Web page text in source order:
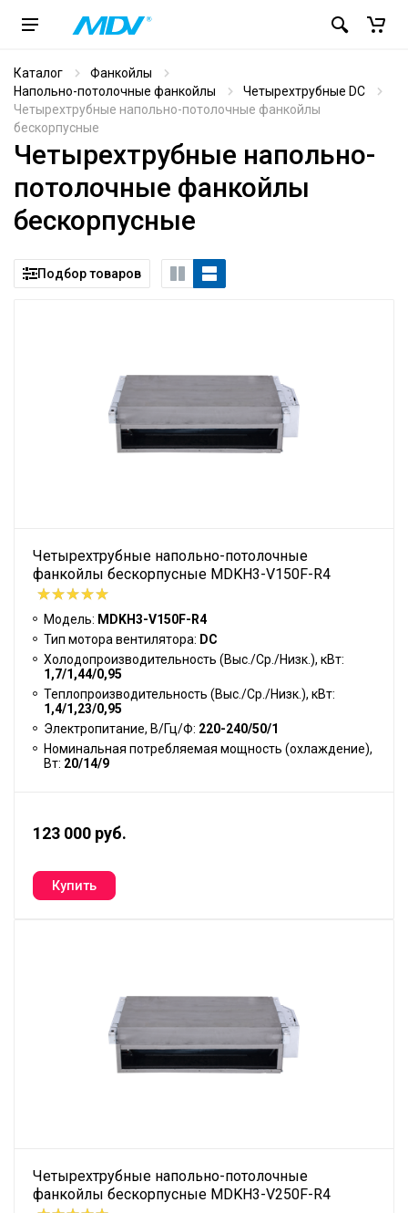
Каталог
Фанкойлы
Напольно-потолочные фанкойлы
Четырехтрубные DC
Четырехтрубные напольно-потолочные фанкойлы
бескорпусные
Четырехтрубные напольно-
потолочные фанкойлы
бескорпусные
Подбор товаров
Четырехтрубные напольно-потолочные
фанкойлы бескорпусные MDKH3-V150F-R4
Модель: MDKH3-V150F-R4
Тип мотора вентилятора: DC
Холодопроизводительность (Выс./Ср./Низк.), кВт:
1,7/1,44/0,95
Теплопроизводительность (Выс./Ср./Низк.), кВт:
1,4/1,23/0,95
Электропитание, В/Гц/Ф: 220-240/50/1
Номинальная потребляемая мощность (охлаждение),
Вт: 20/14/9
123 000 руб.
Четырехтрубные напольно-потолочные
фанкойлы бескорпусные MDKH3-V250F-R4